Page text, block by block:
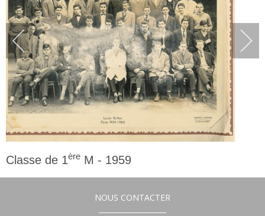
Classe de 1ère M - 1959
1ère
NOUS CONTACTER